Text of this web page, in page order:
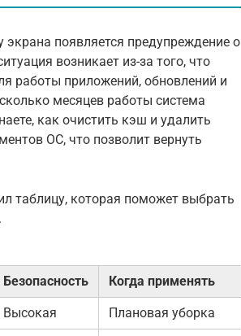
появляется предупреждение о
возникает из-за того, что
работы приложений, обновлений и
месяцев работы система
как очистить кэш и удалить
ОС, что позволит вернуть
таблицу, которая поможет выбрать
Безопасность Когда применять
Высокая Плановая уборка